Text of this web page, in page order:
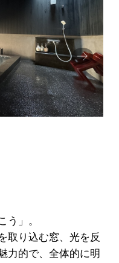
Next
う」。
取り込む窓、光を反
力的で、全体的に明